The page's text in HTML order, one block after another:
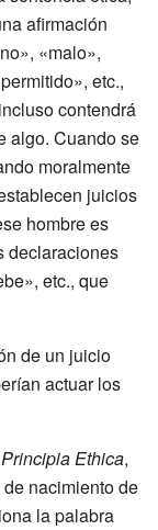
afirmación
«malo»,
etc.,
contendrá
algo. Cuando se
moralmente
juicios
hombre es
declaraciones
etc., que
de un juicio
actuar los
Principia Ethica,
nacimiento de
la palabra